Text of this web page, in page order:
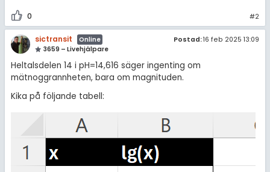
0 #2
sictransit
Online
3659 – Livehjälpare
Postad:16 feb 2025 13:09
Heltalsdelen 14 i pH=14,616 säger ingenting om
mätnoggrannheten, bara om magnituden.
Kika på följande tabell: